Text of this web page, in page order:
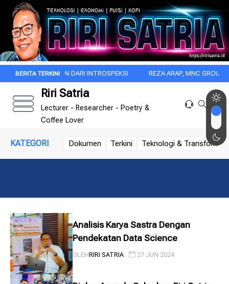
DIMULAI DARI INTROSPEKSI REZA ARAP, MNC GROUP, DAN
Riri Satria
Lecturer - Researcher - Poetry &
Coffee Lover
KATEGORI Dokumen Terkini Teknologi &
Analisis Karya Sastra Dengan
Pendekatan Data Science
OLEHRIRI SATRIA 27 JUN 2024